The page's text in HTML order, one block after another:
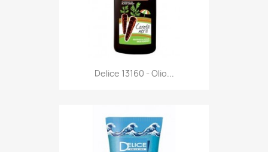
Anteprima
Delice 13160 - Olio...